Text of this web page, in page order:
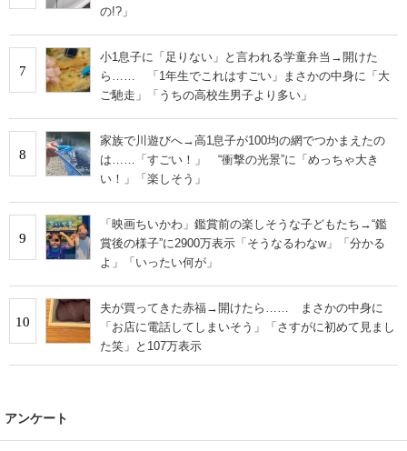
の!?」
7
小1息子に「足りない」と言われる学童弁当→開けた
ら…… 「1年生でこれはすごい」まさかの中身に「大
ご馳走」「うちの高校生男子より多い」
8
家族で川遊びへ→高1息子が100均の網でつかまえたの
は……「すごい！」 “衝撃の光景”に「めっちゃ大き
い！」「楽しそう」
9
「映画ちいかわ」鑑賞前の楽しそうな子どもたち→“鑑
賞後の様子”に2900万表示「そうなるわなw」「分かる
よ」「いったい何が」
10
夫が買ってきた赤福→開けたら…… まさかの中身に
「お店に電話してしまいそう」「さすがに初めて見まし
た笑」と107万表示
アンケート